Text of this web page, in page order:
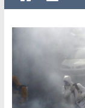
Analyses